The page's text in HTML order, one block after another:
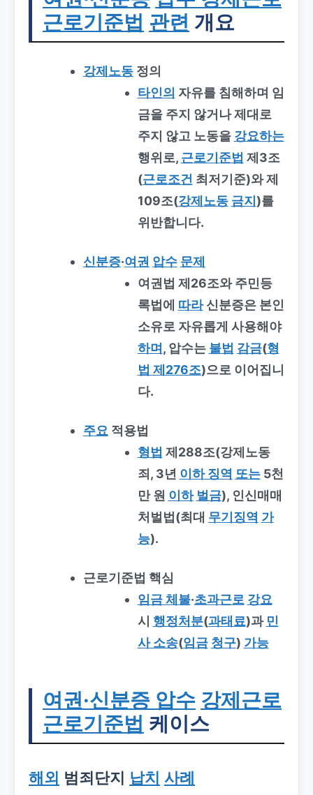
근로기준법 관련 개요
강제노동정의
타인의 자유를 침해하며 임
금을 주지 않거나 제대로
주지 않고 노동을 강요하는
행위로, 근로기준법 제3조
(근로조건 최저기준)와 제
109조(강제노동 금지 )를
위반합니다.
신분증·여권 압수 문제
여권법 제26조와 주민등
록법에 따라신분증은 본인
소유로 자유롭게 사용해야
하며 , 압수는 불법 감금(형
법 제276조)으로 이어집니
다.
주요 적용법
형법 제288조(강제노동
죄, 3년 이하 징역 또는5천
만 원 이하 벌금), 인신매매
처벌법(최대 무기징역 가
능).
근로기준법 핵심
임금 체불·초과근로 강요
시 행정처분(과태료)과 민
사 소송(임금 청구) 가능
여권·신분증 압수 강제근로
근로기준법 케이스
해외 범죄단지 납치 사례